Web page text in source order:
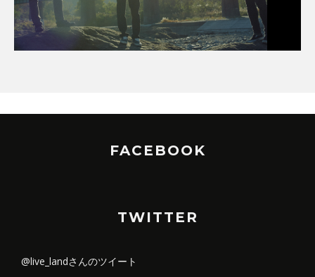
FACEBOOK
TWITTER
@live_landさんのツイート